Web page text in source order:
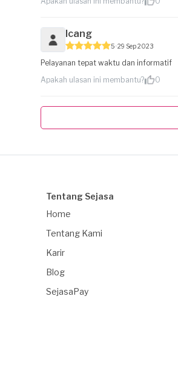
Icang
5 29 Sep 2023
Pelayanan tepat waktu dan informatif
Apakah ulasan ini membantu?
0
Tentang Sejasa
Home
Tentang Kami
Karir
Blog
SejasaPay